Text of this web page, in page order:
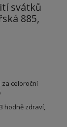
svátků
885,
celoroční
hodně zdraví,